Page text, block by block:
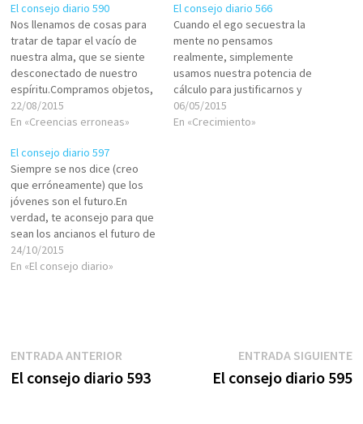
El consejo diario 590
Nos llenamos de cosas para
tratar de tapar el vacío de
nuestra alma, que se siente
desconectado de nuestro
espíritu.Compramos objetos,
adoramos dioses, repetimos
lemas, adquirimos amistades,
ostentar, para hacer de
cuenta que estamos repletos
y satisfechos.Cuando la
solución no está ahí, sino en
descorrer…
22/08/2015
En «Creencias erroneas»
El consejo diario 566
Cuando el ego secuestra la
mente no pensamos
realmente, simplemente
usamos nuestra potencia de
cálculo para justificarnos y
excusarnosy continuar
reaccionando
06/05/2015
En «Crecimiento»
El consejo diario 597
Siempre se nos dice (creo
que erróneamente) que los
jóvenes son el futuro.En
verdad, te aconsejo para que
sean los ancianos el futuro de
los jóvenes.Piénsalo, luego
me comentas.
24/10/2015
En «El consejo diario»
Navegación
de
ENTRADA ANTERIOREntrada
anterior:
El consejo diario 593
ENTRADA SIGUIENTE
El consejo diario 595